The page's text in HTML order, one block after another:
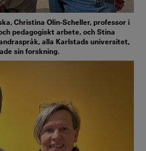
Christina Olin-Scheller, professor i
pedagogiskt arbete, och Stina
alla Karlstads universitet,
sin forskning.